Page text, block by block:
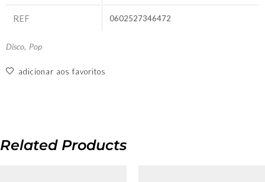
REF 0602527346472
Disco, Pop
adicionar aos favoritos
Related Products